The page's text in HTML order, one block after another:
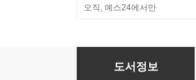
오직, 예스24에서만
내가 만난 여성 과학자들
도서정보